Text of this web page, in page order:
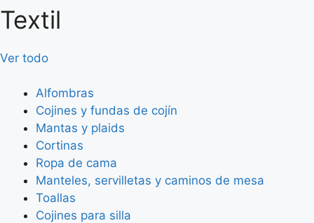
Textil
Ver todo
Alfombras
Cojines y fundas de cojín
Mantas y plaids
Cortinas
Ropa de cama
Manteles, servilletas y caminos de mesa
Toallas
Cojines para silla